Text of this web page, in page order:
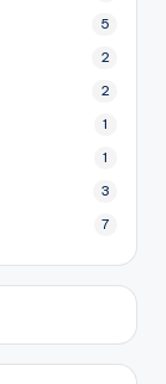
5
2
2
1
1
3
7